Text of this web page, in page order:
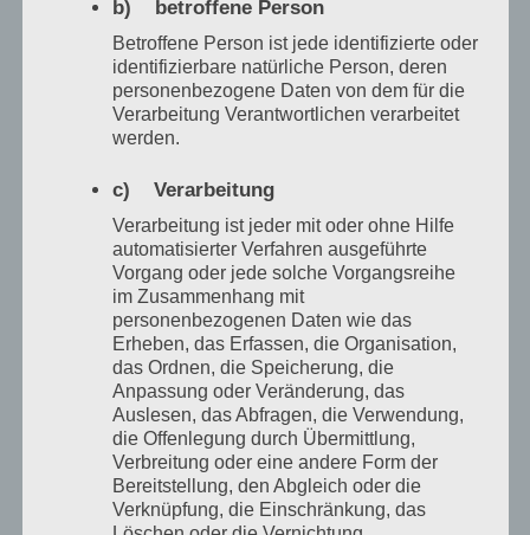
Kinderwunsch
Klang begleitet dich sanft durch
diese besondere Zeit, stärkt das
Vertrauen in deinen Körper und
Mehr erfahren
Krankheit & besondere
Lebenssituationen
Ein Klangraum für Kraft, Entlastung
und innere Stabilität – gerade in
herausfordernden Zeiten.
b) betroffene Person
Betroffene Person ist jede identifizierte oder
identifizierbare natürliche Person, deren
personenbezogene Daten von dem für die
Verarbeitung Verantwortlichen verarbeitet
werden.
c) Verarbeitung
Verarbeitung ist jeder mit oder ohne Hilfe
automatisierter Verfahren ausgeführte
Vorgang oder jede solche Vorgangsreihe
im Zusammenhang mit
personenbezogenen Daten wie das
Erheben, das Erfassen, die Organisation,
das Ordnen, die Speicherung, die
Anpassung oder Veränderung, das
Auslesen, das Abfragen, die Verwendung,
die Offenlegung durch Übermittlung,
Verbreitung oder eine andere Form der
Bereitstellung, den Abgleich oder die
Verknüpfung, die Einschränkung, das